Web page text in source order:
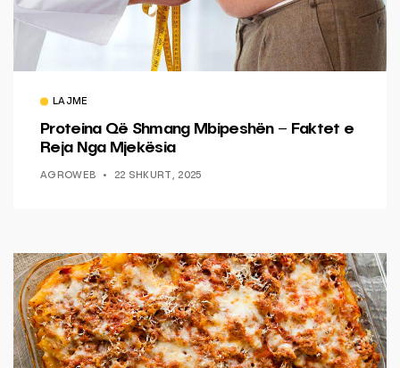
LAJME
Proteina Që Shmang Mbipeshën – Faktet e
Reja Nga Mjekësia
AGROWEB 22 SHKURT, 2025